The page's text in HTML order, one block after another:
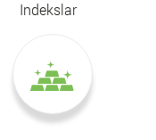
Indekslar